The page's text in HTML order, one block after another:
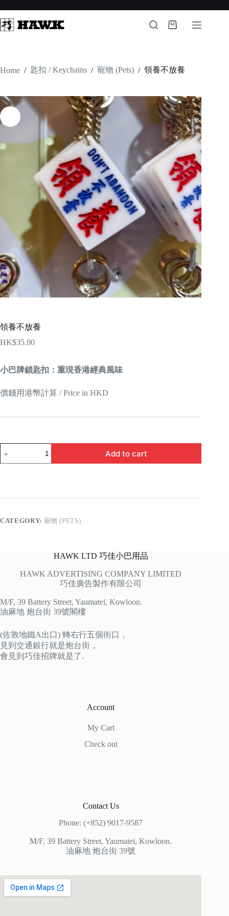
to
content
Shopping
Home / 匙扣 / Keychains / 寵物 (Pets) / 領養不放養
領養不放養
HK$35.00
小巴牌鎖匙扣：重現香港經典風味
價錢用港幣計算 / Price in HKD
養
Add to cart
CATEGORY: 寵物 (PETS)
HAWK LTD 巧佳小巴用品
HAWK ADVERTISING COMPANY LIMITED
巧佳廣告製作有限公司
M/F, 39 Battery Street, Yaumatei, Kowloon.
油麻地 炮台街 39號閣樓
(佐敦地鐵A出口) 轉右行五個街口，
見到交通銀行就是炮台街，
會見到巧佳招牌就是了.
Account
My Cart
Check out
Contact Us
Phone: (+852) 9017-9587
M/F, 39 Battery Street, Yaumatei, Kowloon.
油麻地 炮台街 39號